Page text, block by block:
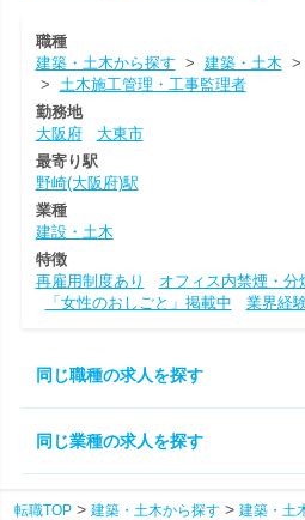
職種
建築・土木から探す > 建築・土木 >
> 土木施工管理・工事監理者
勤務地
大阪府
大東市
最寄り駅
野崎(大阪府)駅
業種
建設・土木
特徴
再雇用制度あり
オフィス内禁煙・分
「女性のおしごと」掲載中
業界経
同じ職種の求人を探す
同じ業種の求人を探す
転職TOP 建築・土木から探す 建築・土